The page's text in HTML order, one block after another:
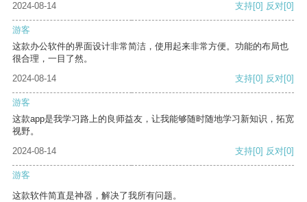
2024-08-14
支持[0] 反对[0]
游客
这款办公软件的界面设计非常简洁，使用起来非常方便。功能的布局也
很合理，一目了然。
2024-08-14
支持[0] 反对[0]
游客
这款app是我学习路上的良师益友，让我能够随时随地学习新知识，拓宽
视野。
2024-08-14
支持[0] 反对[0]
游客
这款软件简直是神器，解决了我所有问题。